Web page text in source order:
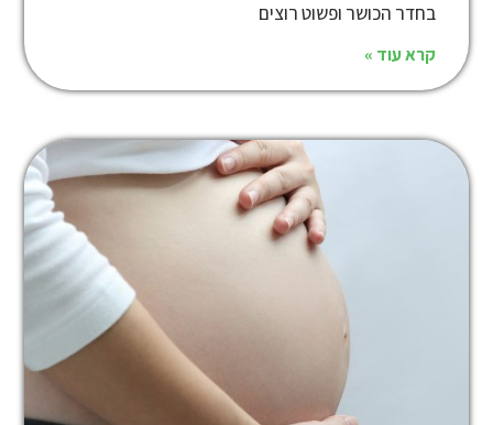
בחדר הכושר ופשוט רוצים
קרא עוד »